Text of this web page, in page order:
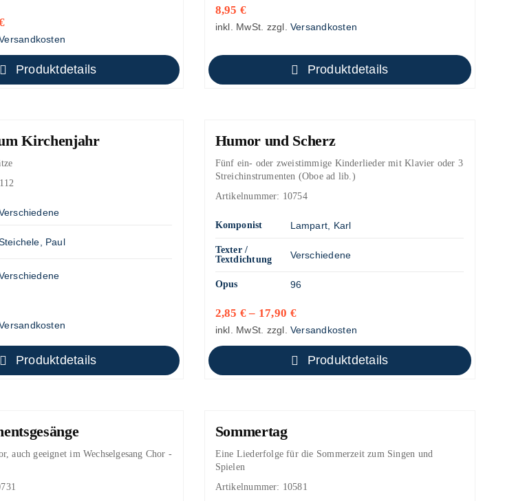
Produktdetails
8,95 €
inkl. MwSt. zzgl. Versandkosten
Produktdetails
Kirchenjahr
Paul
Produktdetails
Humor und Scherz
Fünf ein- oder zweistimmige Kinderlieder mit Klavier oder 3
Streichinstrumenten (Oboe ad lib.)
Artikelnummer: 10754
Komponist Lampart, Karl
Texter /
Textdichtung
Verschiedene
Opus 96
2,85 € – 17,90 €
inkl. MwSt. zzgl. Versandkosten
Produktdetails
auch geeignet im Wechselgesang Chor -
Sommertag
Eine Liederfolge für die Sommerzeit zum Singen und
Spielen
Artikelnummer: 10581